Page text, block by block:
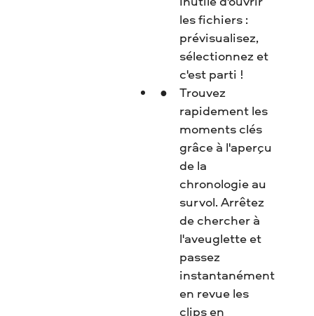
les fichiers :
prévisualisez,
sélectionnez et
c'est parti !
Trouvez
rapidement les
moments clés
grâce à l'aperçu
de la
chronologie au
survol. Arrêtez
de chercher à
l'aveuglette et
passez
instantanément
en revue les
clips en